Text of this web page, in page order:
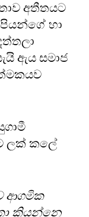
අතීතයට
හා
ඇය සමාජ
ලක් කලේ
ආගමික
කියන්නෙ